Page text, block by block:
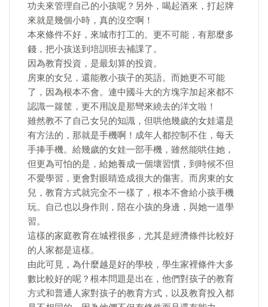
功夫來管理自己的小孩呢？另外，喝起酒來，打起牌
來就是幾個小時，真的沒空啊！
本來條件不好，來城市打工的。更不可能，有那麼多
錢，把小孩送到培訓班去補課了。
因為教育投資，是最划算的投資。
房東的女兒，還能教小孩子的英語。而她更不可能
了，因為根本不會。連中國斗大的方塊字加起來都不
認識一籮筐，更不用說是那彎來繞去的洋文啦！
雖然教不了自己女兒的知識，但哄他幾歲的女娃還是
有方法的，那就是手機啊！成年人都控制不住，每天
手捧手機。給幾歲的女娃一部手機，雖然能哄住她，
但更為可怕的是，給她養成一個壞習慣，到時候不但
不愛學習，更會對眼睛造成很大的傷害。而房東的女
兒，教育方式就完全不一樣了，根本不會給小孩手機
玩。自己也以身作則，陪在小孩的身邊，與她一道學
習。
這樣的家庭教育在城裡很多，尤其是經濟條件比較好
的人家都是這樣。
由此可見，為什麼越是好的學校，學生家裡條件大多
數比較好的呢？根本問題是出在，他們對孩子的教育
方式和普通人家對孩子的教育方式，以及教育投入都